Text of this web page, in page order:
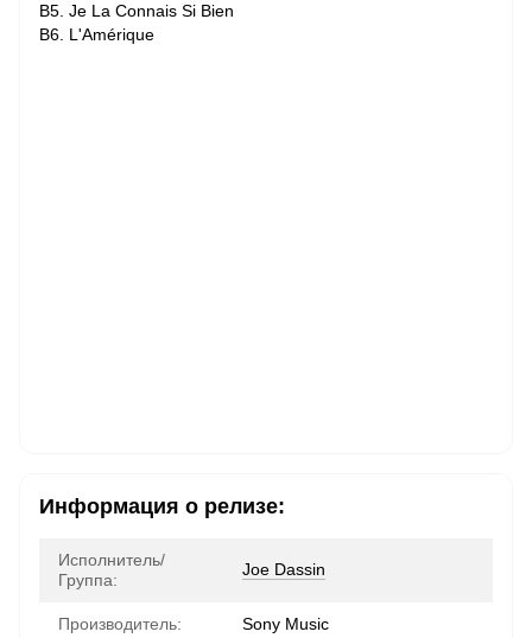
B5. Je La Connais Si Bien
B6. L'Amérique
Информация о релизе:
Исполнитель/
Группа:
Joe Dassin
Производитель: Sony Music